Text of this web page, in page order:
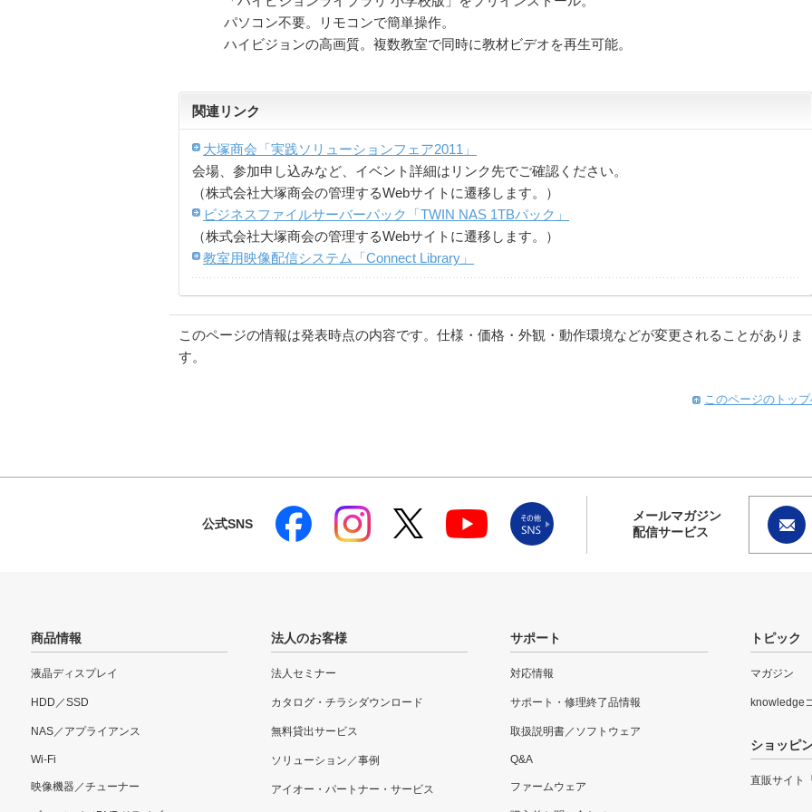
パソコン不要。リモコンで簡単操作。
ハイビジョンの高画質。複数教室で同時に教材ビデオを再生可能。
関連リンク
大塚商会「実践ソリューションフェア2011」
会場、参加申し込みなど、イベント詳細はリンク先でご確認ください。
（株式会社大塚商会の管理するWebサイトに遷移します。）
ビジネスファイルサーバーパック「TWIN NAS 1TBパック」
（株式会社大塚商会の管理するWebサイトに遷移します。）
教室用映像配信システム「Connect Library」
このページの情報は発表時点の内容です。仕様・価格・外観・動作環境などが変更されることがありま
す。
このページのトッ
公式SNS
メールマガジン
配信サービス
商品情報
液晶ディスプレイ
HDD／SSD
NAS／アプライアンス
Wi-Fi
映像機器／チューナー
法人のお客様
法人セミナー
カタログ・チラシダウンロード
無料貸出サービス
ソリューション／事例
アイオー・パートナー・サービス
サポート
対応情報
サポート・修理終了品情報
取扱説明書／ソフトウェア
Q&A
ファームウェア
トピック
マガジン
knowledge
ショッピ
直販サイト